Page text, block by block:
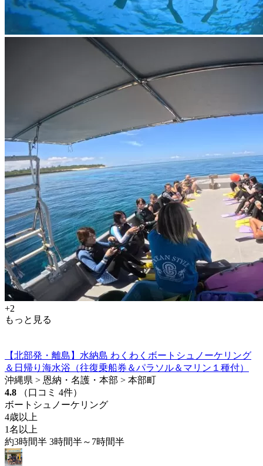
+2
もっと見る
【北部発・離島】水納島 わくわくボートシュノーケリング
＆日帰り海水浴（往復乗船券＆パラソル＆マリン１種付）
沖縄県 > 恩納・名護・本部 > 本部町
4.8
（口コミ 4件）
ボートシュノーケリング
4歳以上
1名以上
約3時間半 3時間半～7時間半